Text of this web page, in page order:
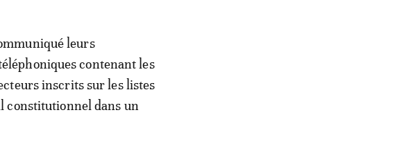
leurs
contenant les
inscrits sur les listes
constitutionnel dans un